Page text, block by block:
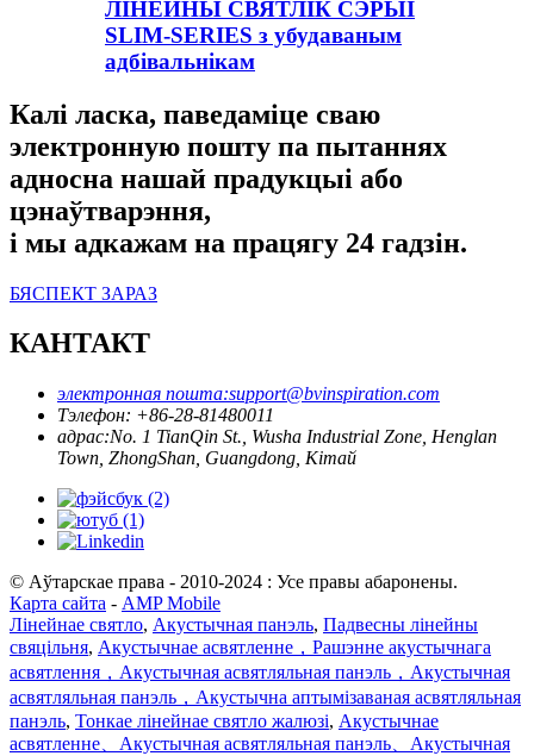
ЛІНЕЙНЫ СВЯТЛІК СЭРЫІ
SLIM-SERIES з убудаваным
адбівальнікам
Калі ласка, паведаміце сваю
электронную пошту па пытаннях
адносна нашай прадукцыі або
цэнаўтварэння,
і мы адкажам на працягу 24 гадзін.
БЯСПЕКТ ЗАРАЗ
КАНТАКТ
электронная пошта:support@bvinspiration.com
Тэлефон: +86-28-81480011
адрас:No. 1 TianQin St., Wusha Industrial Zone, Henglan
Town, ZhongShan, Guangdong, Кітай
© Аўтарскае права - 2010-2024 : Усе правы абаронены.
Карта сайта - AMP Mobile
Лінейнае святло, Акустычная панэль, Падвесны лінейны
свяцільня, Акустычнае асвятленне，Рашэнне акустычнага
асвятлення，Акустычная асвятляльная панэль，Акустычная
асвятляльная панэль，Акустычна аптымізаваная асвятляльная
панэль, Тонкае лінейнае святло жалюзі, Акустычнае
асвятленне、Акустычная асвятляльная панэль、Акустычная